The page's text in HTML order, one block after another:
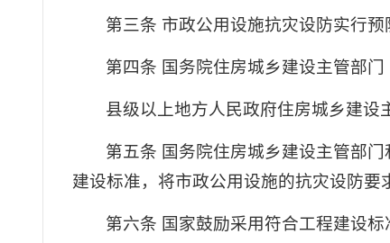
第三条 市政公用设施抗灾设防实行预
第四条 国务院住房城乡建设主管部
县级以上地方人民政府住房城乡建设
第五条 国务院住房城乡建设主管部
建设标准，将市政公用设施的抗灾设防要
第六条 国家鼓励采用符合工程建设